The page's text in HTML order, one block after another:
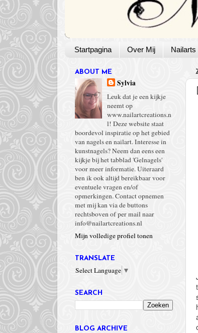
Startpagina Over Mij Nailarts
ABOUT ME
Sylvia
Leuk dat je een kijkje
neemt op
www.nailartcreations.n
l! Deze website staat
boordevol inspiratie op het gebied
van nagels en nailart. Interesse in
kunstnagels? Neem dan eens een
kijkje bij het tabblad 'Gelnagels'
voor meer informatie. Uiteraard
ben ik ook altijd bereikbaar voor
eventuele vragen en/of
opmerkingen. Contact opnemen
met mij kan via de buttons
rechtsboven of per mail naar
info@nailartcreations.nl
Mijn volledige profiel tonen
TRANSLATE
Select Language ▼
SEARCH
BLOG ARCHIVE